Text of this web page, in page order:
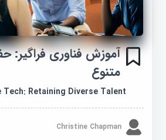
آموزش فناوری فراگیر:
متنوع
Tech: Retaining Diverse Talent
Christine Chapman